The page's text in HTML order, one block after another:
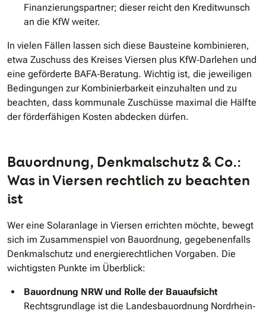
Finanzierungspartner; dieser reicht den Kreditwunsch
an die KfW weiter.
In vielen Fällen lassen sich diese Bausteine kombinieren,
etwa Zuschuss des Kreises Viersen plus KfW‐Darlehen und
eine geförderte BAFA‐Beratung. Wichtig ist, die jeweiligen
Bedingungen zur Kombinierbarkeit einzuhalten und zu
beachten, dass kommunale Zuschüsse maximal die Hälfte
der förderfähigen Kosten abdecken dürfen.
Bauordnung, Denkmalschutz & Co.:
Was in Viersen rechtlich zu beachten
ist
Wer eine Solaranlage in Viersen errichten möchte, bewegt
sich im Zusammenspiel von Bauordnung, gegebenenfalls
Denkmalschutz und energierechtlichen Vorgaben. Die
wichtigsten Punkte im Überblick:
Bauordnung NRW und Rolle der Bauaufsicht
Rechtsgrundlage ist die Landesbauordnung Nordrhein‐